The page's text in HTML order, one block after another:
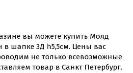
вы можете купить Молд
шапке 3Д h5,5см. Цены вас
не только всевозможные
товар в Санкт Петербург.